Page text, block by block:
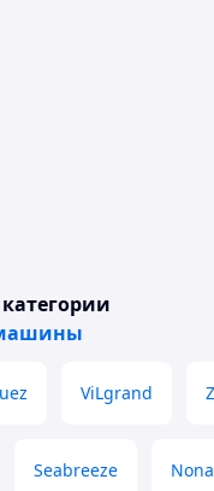
ViLgrand
Seabreeze